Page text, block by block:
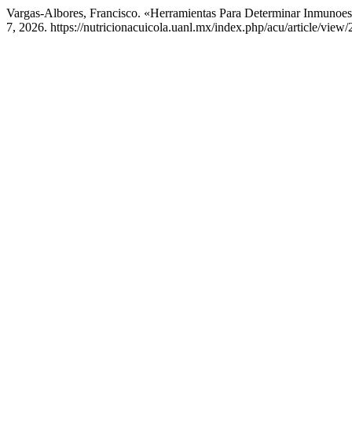
Vargas-Albores, Francisco. «Herramientas Para Determinar
7, 2026. https://nutricionacuicola.uanl.mx/index.php/acu/article/view/